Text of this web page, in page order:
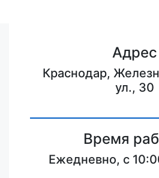
Адрес
Краснодар,
ул., 30
Время
Ежедневно, с